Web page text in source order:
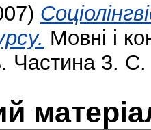
Мовні і
Частина 3.